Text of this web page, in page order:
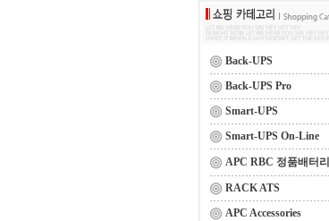
Back-UPS
Back-UPS Pro
Smart-UPS
Smart-UPS On-Line
APC RBC 정품배터리
RACK ATS
APC Accessories